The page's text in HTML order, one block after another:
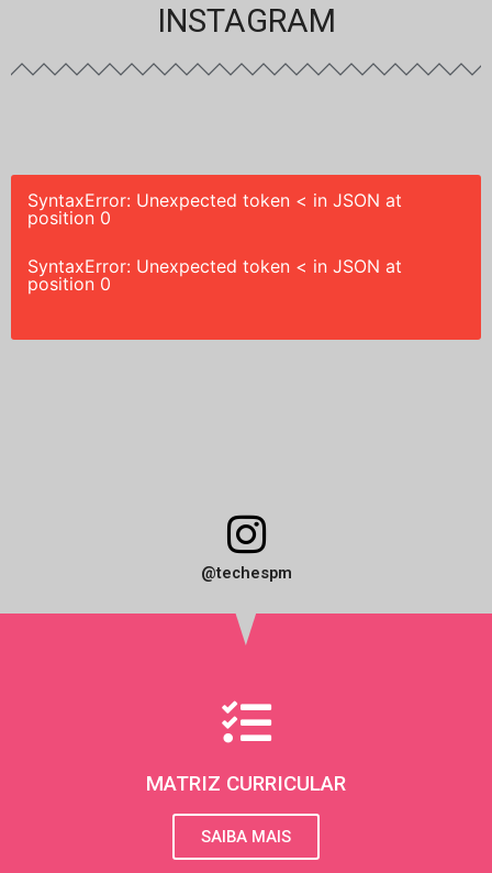
INSTAGRAM
SyntaxError: Unexpected token < in JSON at
position 0
SyntaxError: Unexpected token < in JSON at
position 0
I
n
s
t
a
g
r
a
@techespm
MATRIZ CURRICULAR
SAIBA MAIS